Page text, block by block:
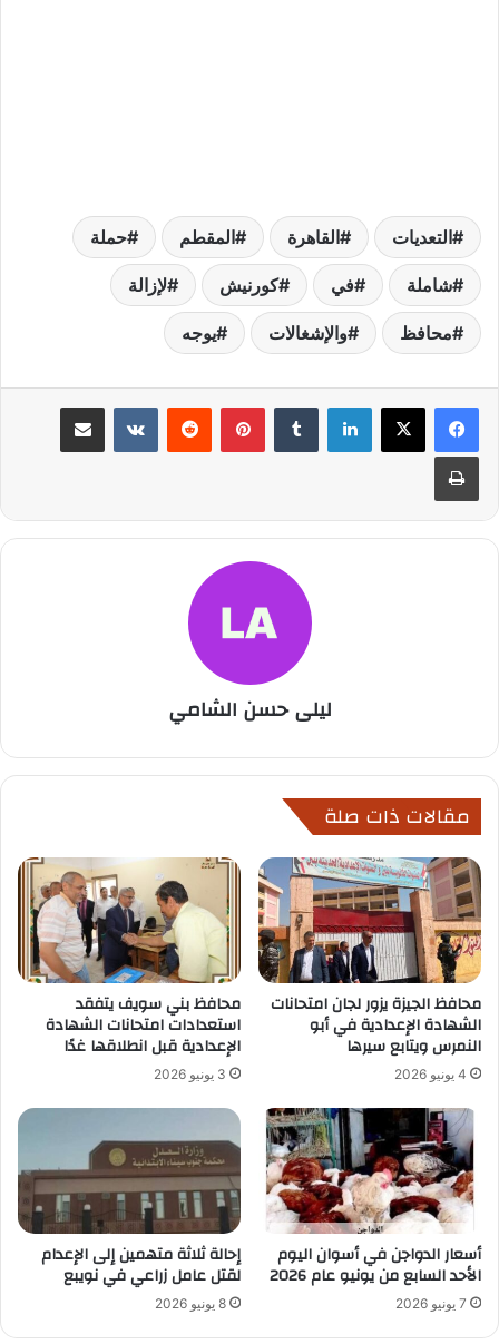
التعديات القاهرة المقطم حملة
شاملة في كورنيش لإزالة
محافظ والإشغالات يوجه
لينكدإن بينتيريست مشاركة عبر البريد
طباعة
ليلى حسن الشامي
مقالات ذات صلة
محافظ الجيزة يزور لجان امتحانات
الشهادة الإعدادية في أبو
النمرس ويتابع سيرها
4 يونيو 2026
محافظ بني سويف يتفقد
استعدادات امتحانات الشهادة
الإعدادية قبل انطلاقها غدًا
3 يونيو 2026
أسعار الدواجن في أسوان اليوم
الأحد السابع من يونيو عام 2026
7 يونيو 2026
إحالة ثلاثة متهمين إلى الإعدام
لقتل عامل زراعي في نويبع
8 يونيو 2026